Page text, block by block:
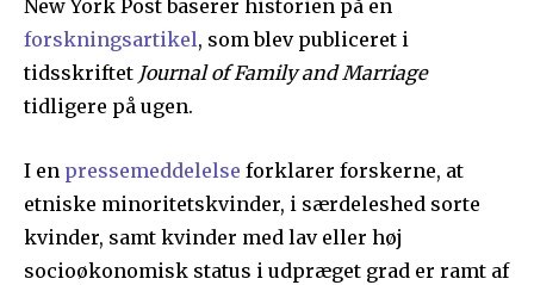
New York Post baserer historien på en
forskningsartikel, som blev publiceret i
tidsskriftet Journal of Family and Marriage
tidligere på ugen.
I en pressemeddelelse forklarer forskerne, at
etniske minoritetskvinder, i særdeleshed sorte
kvinder, samt kvinder med lav eller høj
socioøkonomisk status i udpræget grad er ramt af